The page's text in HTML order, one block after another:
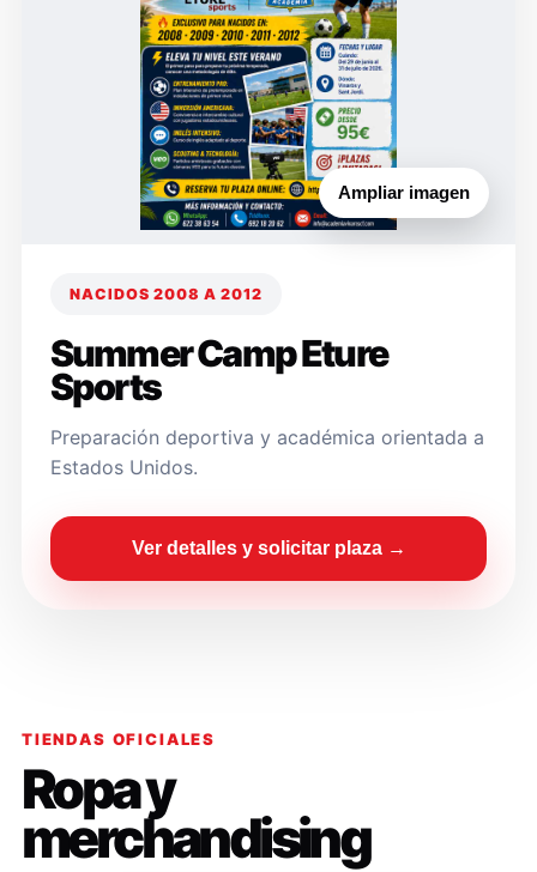
Ampliar imagen
NACIDOS 2008 A 2012
Summer Camp Eture
Sports
Preparación deportiva y académica orientada a
Estados Unidos.
Ver detalles y solicitar plaza →
TIENDAS OFICIALES
Ropa y
merchandising